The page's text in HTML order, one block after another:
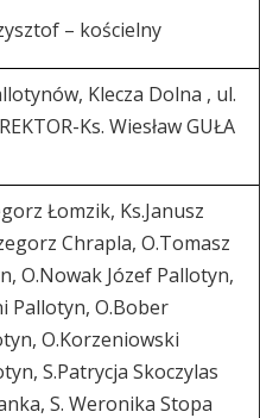
– kościelny
Klecza Dolna , ul.
Ks. Wiesław GUŁA
Łomzik, Ks.Janusz
Chrapla, O.Tomasz
O.Nowak Józef Pallotyn,
Pallotyn, O.Bober
O.Korzeniowski
S.Patrycja Skoczylas
S. Weronika Stopa